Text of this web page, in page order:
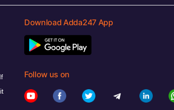
Download Adda247 App
Follow us on